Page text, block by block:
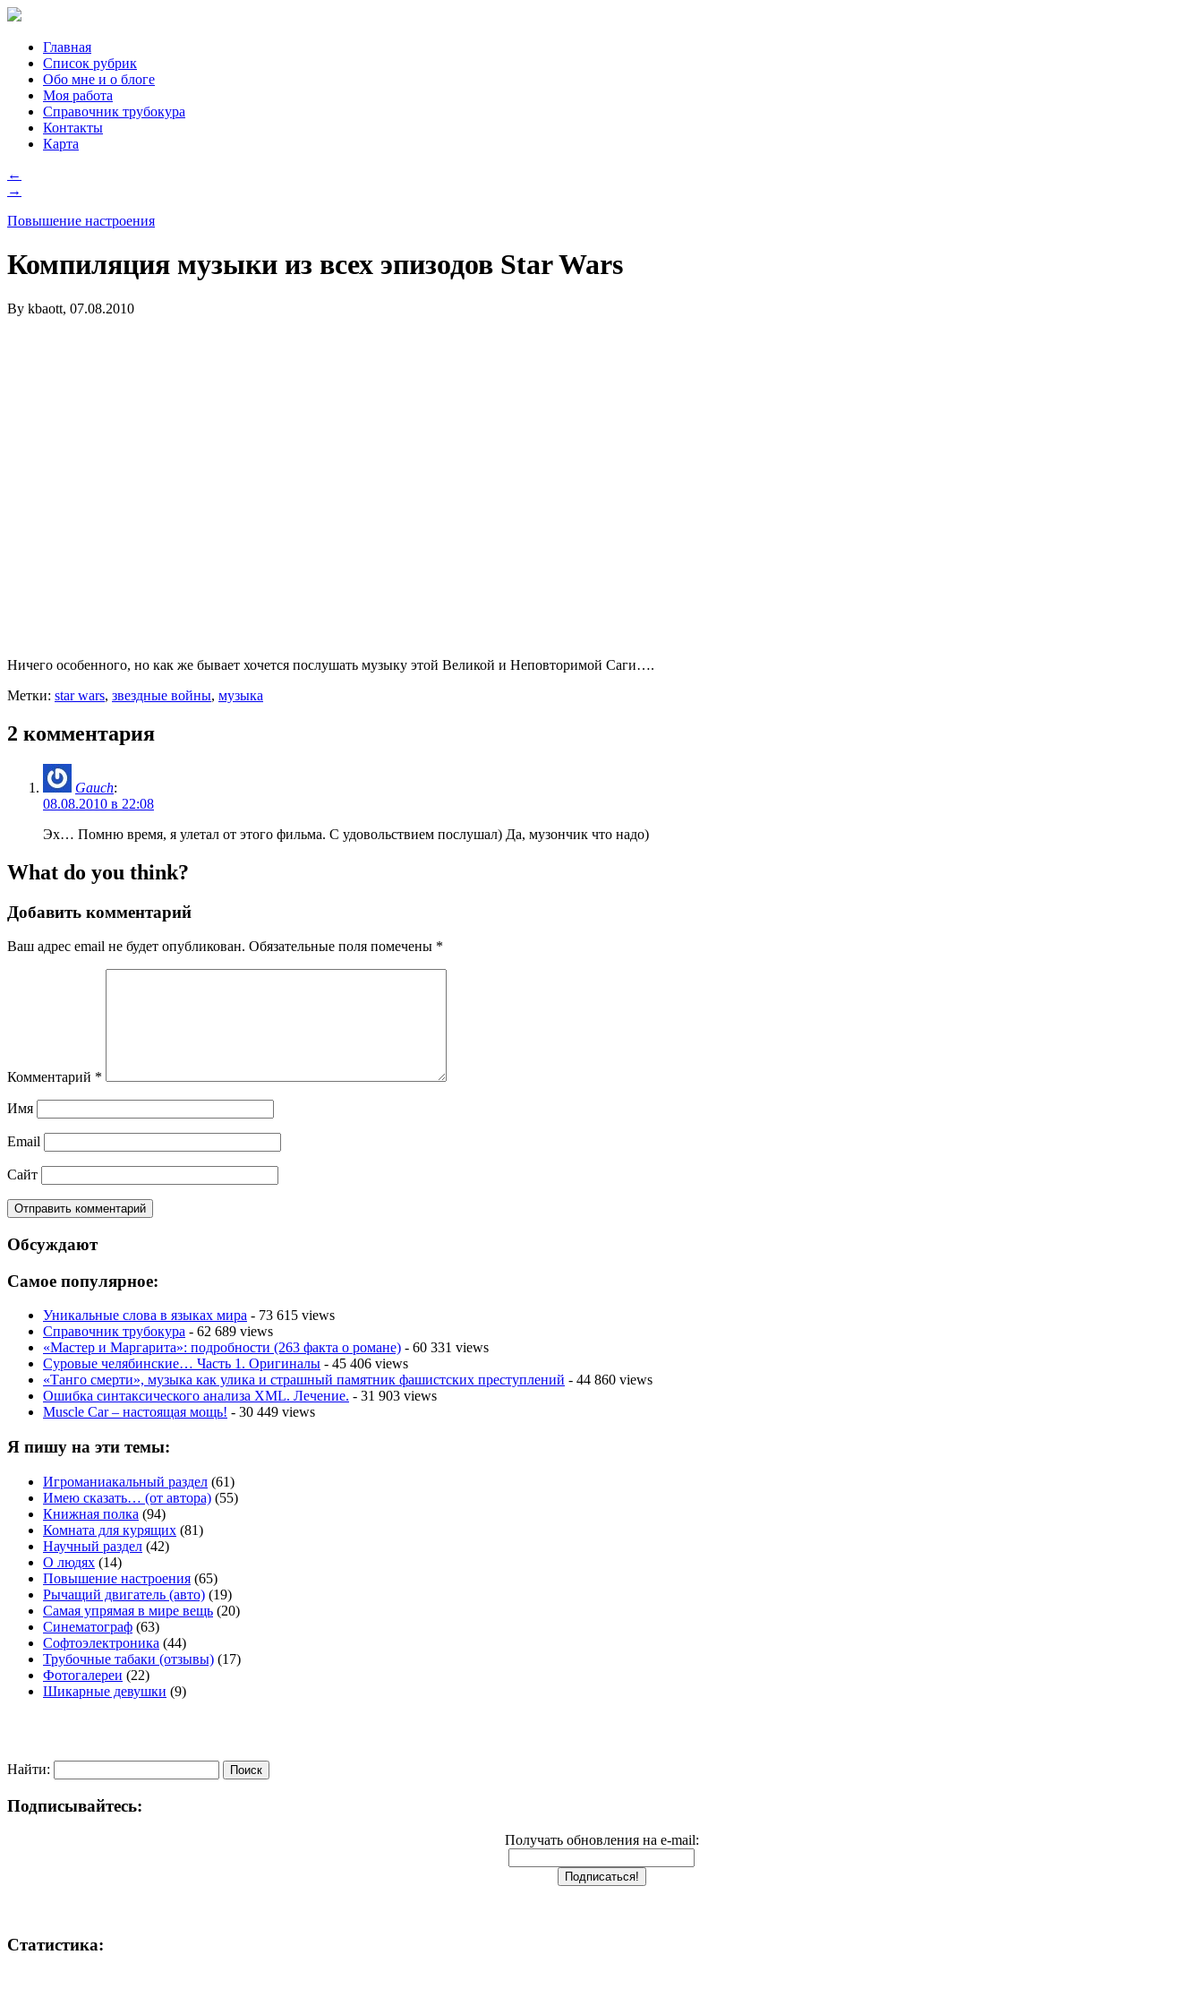
Главная
Список рубрик
Обо мне и о блоге
Моя работа
Справочник трубокура
Контакты
Карта
←
→
Повышение настроения
Компиляция музыки из всех эпизодов Star Wars
By kbaott, 07.08.2010
Ничего особенного, но как же бывает хочется послушать музыку этой Великой и Неповторимой Саги….
Метки: star wars, звездные войны, музыка
2 комментария
Gauch:
08.08.2010 в 22:08
Эх… Помню время, я улетал от этого фильма. С удовольствием послушал) Да, музончик что надо)
What do you think?
Добавить комментарий
Ваш адрес email не будет опубликован. Обязательные поля помечены *
Комментарий *
Имя
Email
Сайт
Обсуждают
Самое популярное:
Уникальные слова в языках мира - 73 615 views
Справочник трубокура - 62 689 views
«Мастер и Маргарита»: подробности (263 факта о романе) - 60 331 views
Суровые челябинские… Часть 1. Оригиналы - 45 406 views
«Танго смерти», музыка как улика и страшный памятник фашистских преступлений - 44 860 views
Ошибка синтаксического анализа XML. Лечение. - 31 903 views
Muscle Car – настоящая мощь! - 30 449 views
Я пишу на эти темы:
Игроманиакальный раздел (61)
Имею сказать… (от автора) (55)
Книжная полка (94)
Комната для курящих (81)
Научный раздел (42)
О людях (14)
Повышение настроения (65)
Рычащий двигатель (авто) (19)
Самая упрямая в мире вещь (20)
Синематограф (63)
Софтоэлектроника (44)
Трубочные табаки (отзывы) (17)
Фотогалереи (22)
Шикарные девушки (9)
Найти:
Подписывайтесь:
Получать обновления на e-mail:
Статистика: